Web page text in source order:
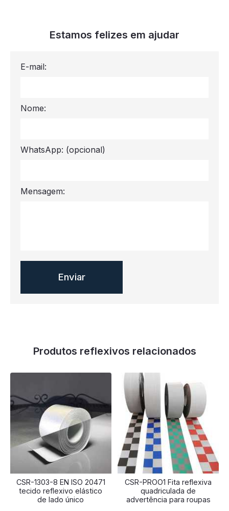
Estamos felizes em ajudar
E-mail:
Nome:
WhatsApp: (opcional)
Mensagem:
Produtos reflexivos relacionados
CSR-1303-8 EN ISO 20471
tecido reflexivo elástico
de lado único
CSR-PROO1 Fita reflexiva
quadriculada de
advertência para roupas